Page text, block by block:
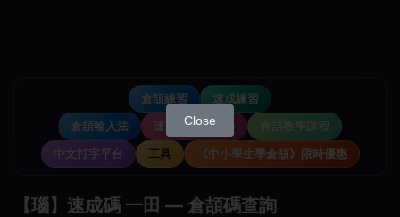
倉頡練習
速成練習
倉頡輸入法
速成輸入法教學
倉頡教學課程
中文打字平台
工具 《中小學生學倉頡》限時優惠
【瑙】速成碼 一田 — 倉頡碼查詢
Close